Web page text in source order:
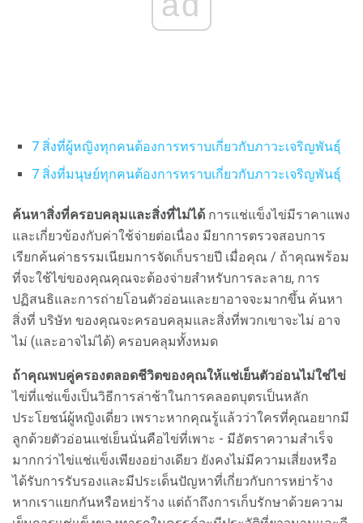
7 สิ่งที่ผู้หญิงทุกคนต้องการทราบเกี่ยวกับภาวะเจริญพันธุ์
7 สิ่งที่มนุษย์ทุกคนต้องการทราบเกี่ยวกับภาวะเจริญพันธุ์
ค้นหาสิ่งที่ครอบคลุมและสิ่งที่ไม่ได้ การแช่แข็งไข่มีราคาแพง
และเกี่ยวข้องกับค่าใช้จ่ายต่อเนื่อง มียาการตรวจสอบการ
เรียกค้นค่าธรรมเนียมการจัดเก็บรายปี เมื่อคุณ / ถ้าคุณพร้อม
ที่จะใช้ไข่ของคุณคุณจะต้องจ่ายสำหรับการละลาย, การ
ปฏิสนธิและการถ่ายโอนตัวอ่อนและยาอาจจะมากขึ้น ค้นหา
สิ่งที่ บริษัท ของคุณจะครอบคลุมและสิ่งที่พวกเขาจะไม่ อาจ
ไม่ (และอาจไม่ได้) ครอบคลุมทั้งหมด
ถ้าคุณพบคู่ครองตลอดชีวิตของคุณให้แช่เย็นตัวอ่อนไม่ใช่ไข่
ไข่ที่แช่แข็งเป็นวิธีการล่าช้าในการคลอดบุตรเป็นหลัก
ประโยชน์ผู้หญิงเดี่ยว เพราะหากคุณรู้แล้วว่าใครที่คุณอยากมี
ลูกด้วยตัวอ่อนแช่เย็นนั่นคือไข่ที่เพาะ - มีอัตราความสำเร็จ
มากกว่าไข่แช่แข็งเพียงอย่างเดียว ยังคงไม่มีความเสี่ยงหรือ
ได้รับการรับรองและมีประเด็นปัญหาที่เกี่ยวกับการหย่าร้าง
หากเราแยกกันหรือหย่าร้าง แต่ถ้าถึงการเก็บรักษาด้วยความ